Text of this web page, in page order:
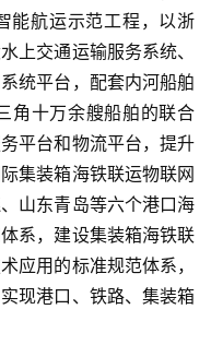
能航运示范工程，以浙
上交通运输服务系统、
统平台，配套内河船舶
角十万余艘船舶的联合
平台和物流平台，提升
集装箱海铁联运物联网
山东青岛等六个港口海
系，建设集装箱海铁联
应用的标准规范体系，
现港口、铁路、集装箱